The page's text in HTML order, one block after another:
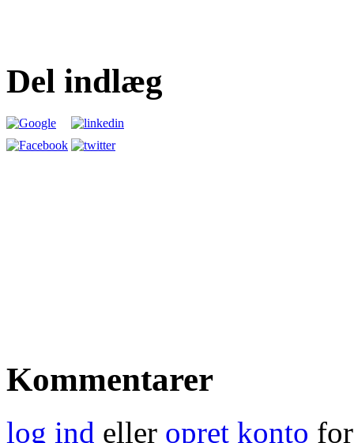
Del indlæg
Kommentarer
log ind eller opret konto